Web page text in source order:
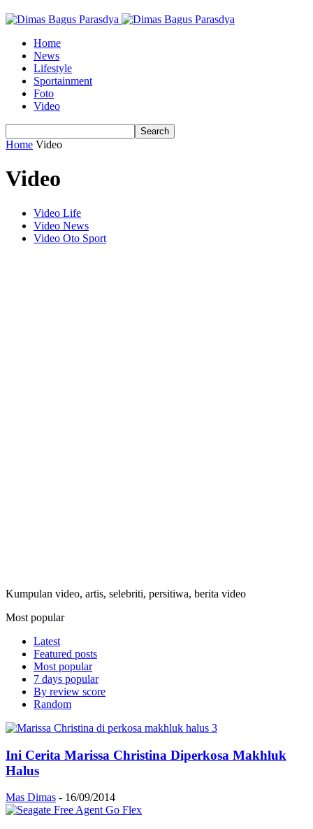
Home
News
Lifestyle
Sportainment
Foto
Video
Home Video
Video
Video Life
Video News
Video Oto Sport
Kumpulan video, artis, selebriti, persitiwa, berita video
Most popular
Latest
Featured posts
Most popular
7 days popular
By review score
Random
Ini Cerita Marissa Christina Diperkosa Makhluk
Halus
Mas Dimas - 16/09/2014